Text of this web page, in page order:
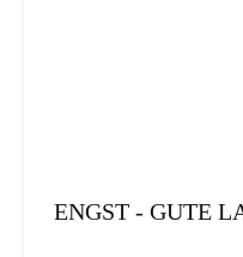
ENGST - GUTE